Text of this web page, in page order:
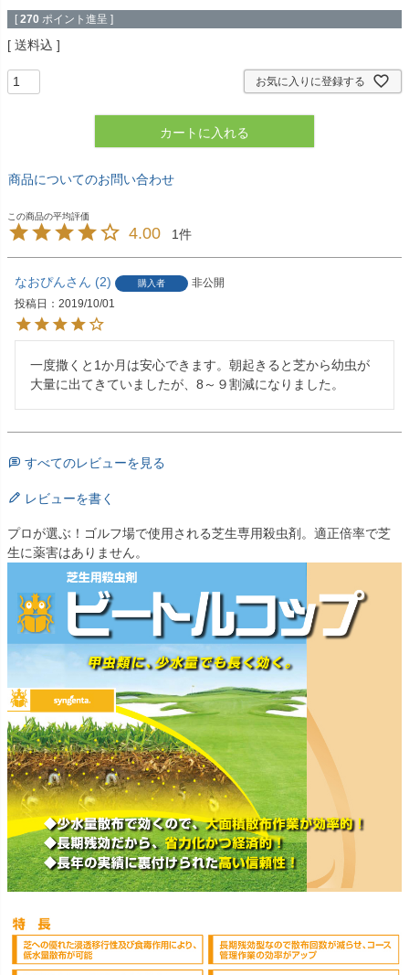
[ 270 ポイント進呈 ]
送料込
お気に入りに登録する
カートに入れる
商品についてのお問い合わせ
4.00 1
なおぴん 2 購入者
非公開
投稿日
2019/10/01
一度撒くと1か月は安心できます。朝起きると芝から幼虫が
大量に出てきていましたが、8～９割減になりました。
すべてのレビューを見る
レビューを書く
プロが選ぶ！ゴルフ場で使用される芝生専用殺虫剤。適正倍率で芝
生に薬害はありません。